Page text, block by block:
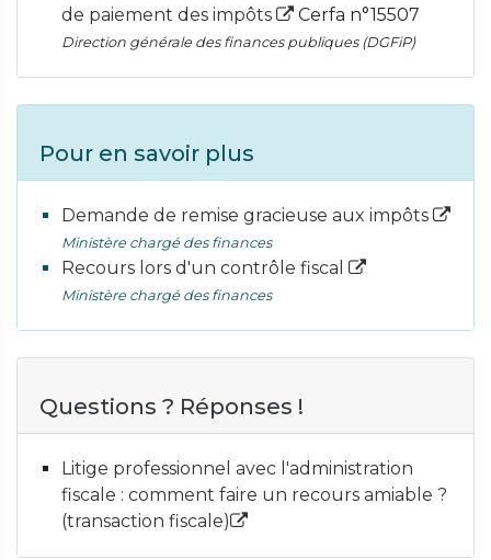
de paiement des impôts
Cerfa n°15507
Direction générale des finances publiques (DGFiP)
Pour en savoir plus
Demande de remise gracieuse aux impôts
Ministère chargé des finances
Recours lors d'un contrôle fiscal
Ministère chargé des finances
Questions ? Réponses !
Litige professionnel avec l'administration
fiscale : comment faire un recours amiable ?
(transaction fiscale)